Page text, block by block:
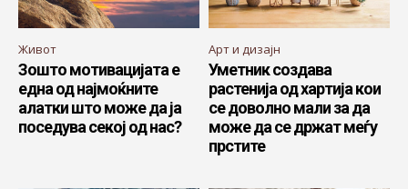
Живот
Зошто мотивацијата е
една од најмоќните
алатки што може да ја
поседува секој од нас?
Арт и дизајн
Уметник создава
растенија од хартија кои
се доволно мали за да
може да се држат меѓу
прстите